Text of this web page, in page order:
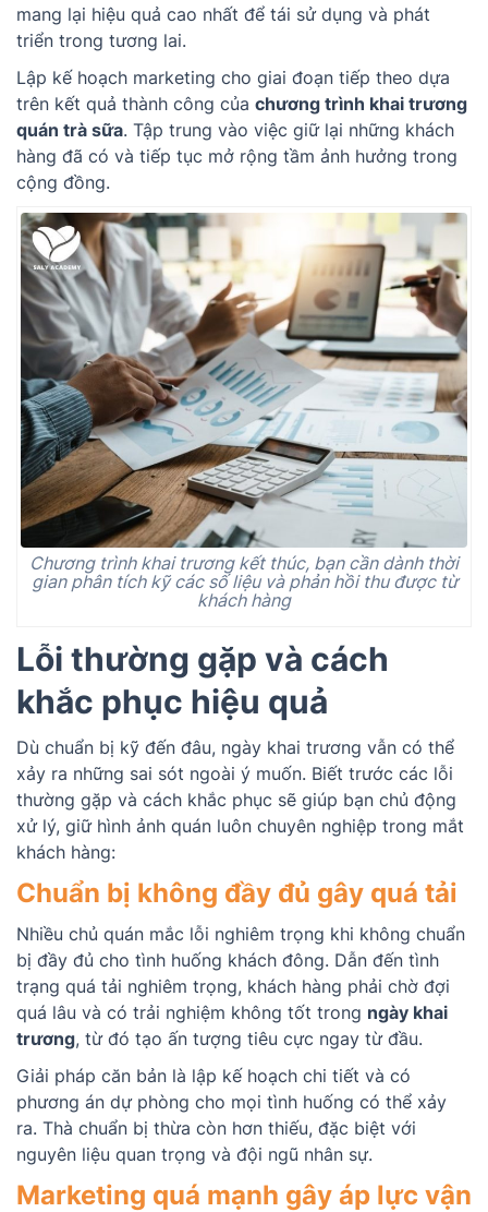
mang lại hiệu quả cao nhất để tái sử dụng và phát
triển trong tương lai.
Lập kế hoạch marketing cho giai đoạn tiếp theo dựa
trên kết quả thành công của chương trình khai trương
quán trà sữa. Tập trung vào việc giữ lại những khách
hàng đã có và tiếp tục mở rộng tầm ảnh hưởng trong
cộng đồng.
Chương trình khai trương kết thúc, bạn cần dành thời
gian phân tích kỹ các số liệu và phản hồi thu được từ
khách hàng
Lỗi thường gặp và cách
khắc phục hiệu quả
Dù chuẩn bị kỹ đến đâu, ngày khai trương vẫn có thể
xảy ra những sai sót ngoài ý muốn. Biết trước các lỗi
thường gặp và cách khắc phục sẽ giúp bạn chủ động
xử lý, giữ hình ảnh quán luôn chuyên nghiệp trong mắt
khách hàng:
Chuẩn bị không đầy đủ gây quá tải
Nhiều chủ quán mắc lỗi nghiêm trọng khi không chuẩn
bị đầy đủ cho tình huống khách đông. Dẫn đến tình
trạng quá tải nghiêm trọng, khách hàng phải chờ đợi
quá lâu và có trải nghiệm không tốt trong ngày khai
trương, từ đó tạo ấn tượng tiêu cực ngay từ đầu.
Giải pháp căn bản là lập kế hoạch chi tiết và có
phương án dự phòng cho mọi tình huống có thể xảy
ra. Thà chuẩn bị thừa còn hơn thiếu, đặc biệt với
nguyên liệu quan trọng và đội ngũ nhân sự.
Marketing quá mạnh gây áp lực vận